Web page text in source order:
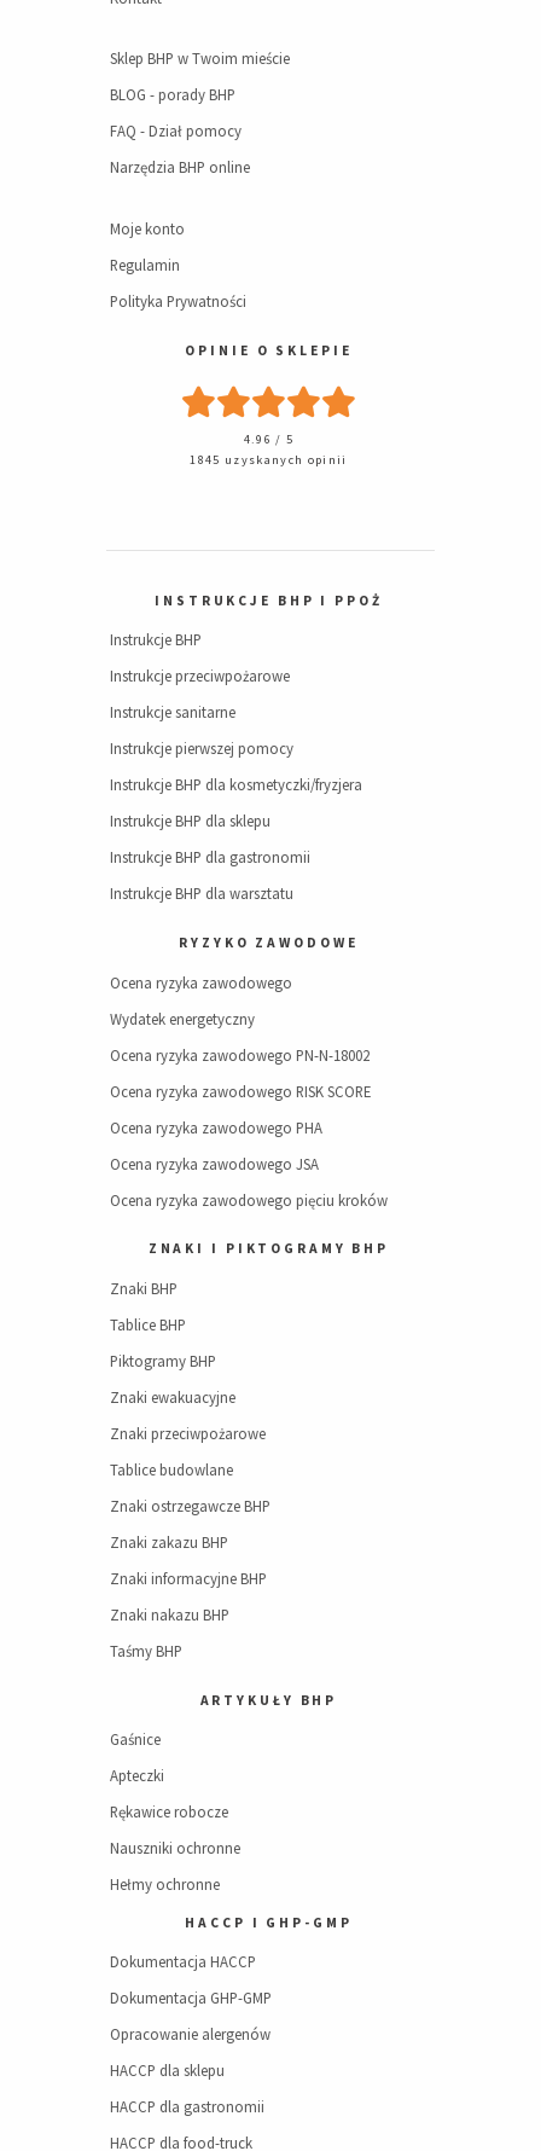
Sklep BHP w Twoim mieście
BLOG - porady BHP
FAQ - Dział pomocy
Narzędzia BHP online
Moje konto
Regulamin
Polityka Prywatności
OPINIE O SKLEPIE
4.96 / 5
1845 uzyskanych opinii
INSTRUKCJE BHP I PPOŻ
Instrukcje BHP
Instrukcje przeciwpożarowe
Instrukcje sanitarne
Instrukcje pierwszej pomocy
Instrukcje BHP dla kosmetyczki/fryzjera
Instrukcje BHP dla sklepu
Instrukcje BHP dla gastronomii
Instrukcje BHP dla warsztatu
RYZYKO ZAWODOWE
Ocena ryzyka zawodowego
Wydatek energetyczny
Ocena ryzyka zawodowego PN-N-18002
Ocena ryzyka zawodowego RISK SCORE
Ocena ryzyka zawodowego PHA
Ocena ryzyka zawodowego JSA
Ocena ryzyka zawodowego pięciu kroków
ZNAKI I PIKTOGRAMY BHP
Znaki BHP
Tablice BHP
Piktogramy BHP
Znaki ewakuacyjne
Znaki przeciwpożarowe
Tablice budowlane
Znaki ostrzegawcze BHP
Znaki zakazu BHP
Znaki informacyjne BHP
Znaki nakazu BHP
Taśmy BHP
ARTYKUŁY BHP
Gaśnice
Apteczki
Rękawice robocze
Nauszniki ochronne
Hełmy ochronne
HACCP I GHP-GMP
Dokumentacja HACCP
Dokumentacja GHP-GMP
Opracowanie alergenów
HACCP dla sklepu
HACCP dla gastronomii
HACCP dla food-truck